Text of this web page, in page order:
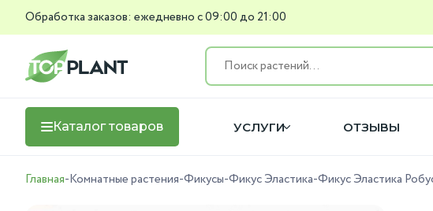
Обработка заказов: ежедневно с 09:00 до 21:00
Каталог товаров УСЛУГИ ОТЗЫВЫ
Главная-Комнатные растения-Фикусы-Фикус Эластика-Фикус Эластика